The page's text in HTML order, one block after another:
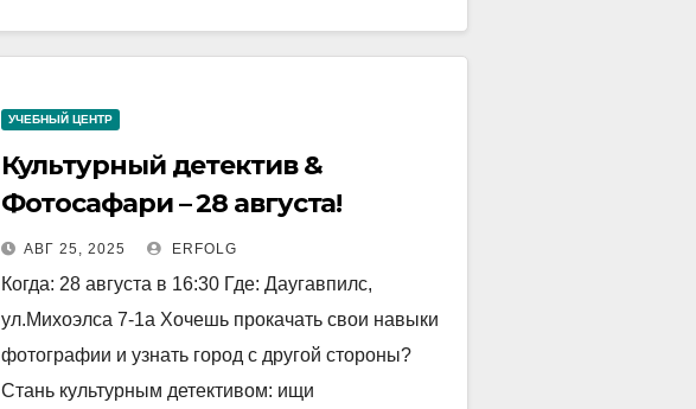
УЧЕБНЫЙ ЦЕНТР
Культурный детектив &
Фотосафари – 28 августа!
АВГ 25, 2025 ERFOLG
Когда: 28 августа в 16:30 Где: Даугавпилс,
ул.Михоэлса 7-1а Хочешь прокачать свои навыки
фотографии и узнать город с другой стороны?
Стань культурным детективом: ищи